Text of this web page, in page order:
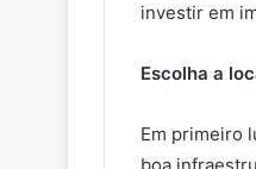
investir em
Escolha a
Em primeiro